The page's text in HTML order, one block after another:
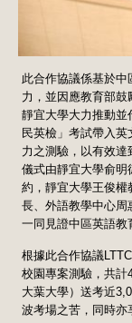
此合作協議係基於
力，並因應教育部鼓
靜宜大學大力推動並
民英檢」考試帶入
力之測驗，以有效
儀式由靜宜大學俞明
約，靜宜大學王俊權
長、外語教學中心周
一同見證中區英語教
根據此合作協議
校園專案測驗，共計
大葉大學）送考近
波考場之苦，同時亦